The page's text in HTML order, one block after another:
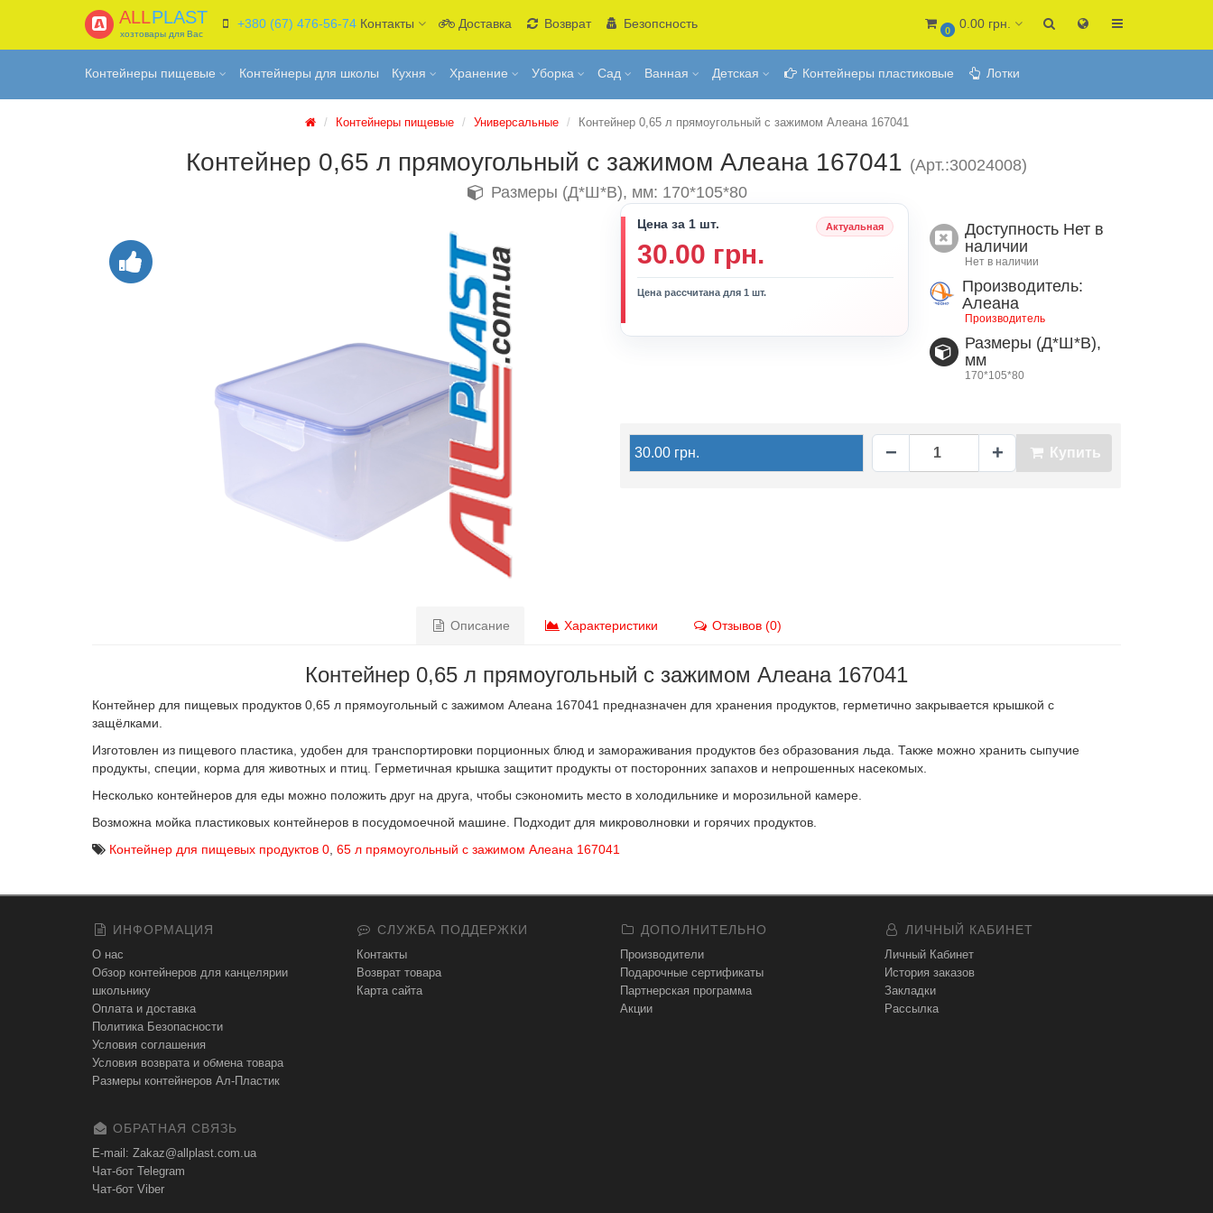
ALLPLAST
хозтовары для Вас
+380 (67) 476-56-74 Контакты Доставка Возврат Безопсность
0
0.00 грн.
Контейнеры пищевые Контейнеры для школы Кухня Хранение Уборка Сад Ванная Детская Контейнеры пластиковые Лотки
Контейнеры пищевые Универсальные Контейнер 0,65 л прямоугольный с зажимом Алеана 167041
Контейнер 0,65 л прямоугольный с зажимом Алеана 167041 (Арт.:30024008)
Размеры (Д*Ш*В), мм: 170*105*80
Цена за 1 шт. Актуальная
30.00 грн.
Цена рассчитана для 1 шт.
Доступность Нет в
наличии
Нет в наличии
Производитель:
Алеана
Производитель
Размеры (Д*Ш*В),
мм
170*105*80
30.00 грн. Купить
− +
Описание Характеристики Отзывов (0)
Контейнер 0,65 л прямоугольный с зажимом Алеана 167041
Контейнер для пищевых продуктов 0,65 л прямоугольный с зажимом Алеана 167041 предназначен для хранения продуктов, герметично закрывается крышкой с
защёлками.
Изготовлен из пищевого пластика, удобен для транспортировки порционных блюд и замораживания продуктов без образования льда. Также можно хранить сыпучие
продукты, специи, корма для животных и птиц. Герметичная крышка защитит продукты от посторонних запахов и непрошенных насекомых.
Несколько контейнеров для еды можно положить друг на друга, чтобы сэкономить место в холодильнике и морозильной камере.
Возможна мойка пластиковых контейнеров в посудомоечной машине. Подходит для микроволновки и горячих продуктов.
Контейнер для пищевых продуктов 0 65 л прямоугольный с зажимом Алеана 167041
ИНФОРМАЦИЯ
О нас
Обзор контейнеров для канцелярии
школьнику
Оплата и доставка
Политика Безопасности
Условия соглашения
Условия возврата и обмена товара
Размеры контейнеров Ал-Пластик
СЛУЖБА ПОДДЕРЖКИ
Контакты
Возврат товара
Карта сайта
ДОПОЛНИТЕЛЬНО
Производители
Подарочные сертификаты
Партнерская программа
Акции
ЛИЧНЫЙ КАБИНЕТ
Личный Кабинет
История заказов
Закладки
Рассылка
ОБРАТНАЯ СВЯЗЬ
E-mail: Zakaz@allplast.com.ua
Чат-бот Telegram
Чат-бот Viber